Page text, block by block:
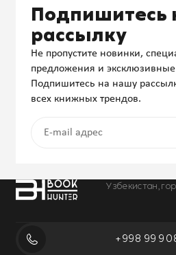
Узбекистан,
+998 99
Подпишитесь
рассылку
Не пропустите новинки,
предложения и
Подпишитесь на нашу
всех книжных трендов.